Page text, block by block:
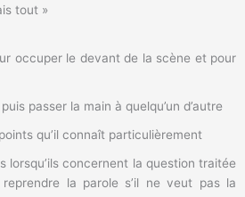
tout »
occuper le devant de la scène et pour
passer la main à quelqu’un d’autre
qu’il connaît particulièrement
concernent la question traitée
la parole s’il ne veut pas la